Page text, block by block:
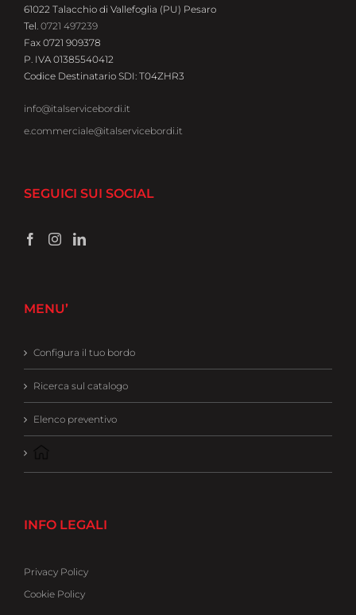
61022 Talacchio di Vallefoglia (PU) Pesaro
Tel. 0721 497239
Fax 0721 909378
P. IVA 01385540412
Codice Destinatario SDI: T04ZHR3
info@italservicebordi.it
e.commerciale@italservicebordi.it
SEGUICI SUI SOCIAL
MENU’
Configura il tuo bordo
Ricerca sul catalogo
Elenco preventivo
INFO LEGALI
Privacy Policy
Cookie Policy